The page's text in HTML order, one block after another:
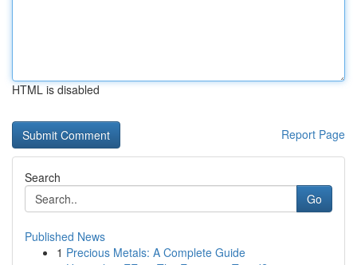
HTML is disabled
Report Page
Search
Go
Published News
1 Precious Metals: A Complete Guide